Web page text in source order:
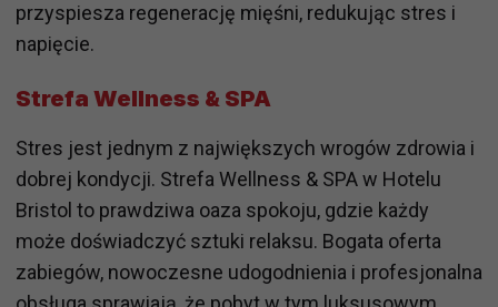
przyspiesza regenerację mięśni, redukując stres i
napięcie.
Strefa Wellness & SPA
Stres jest jednym z największych wrogów zdrowia i
dobrej kondycji. Strefa Wellness & SPA w Hotelu
Bristol to prawdziwa oaza spokoju, gdzie każdy
może doświadczyć sztuki relaksu. Bogata oferta
zabiegów, nowoczesne udogodnienia i profesjonalna